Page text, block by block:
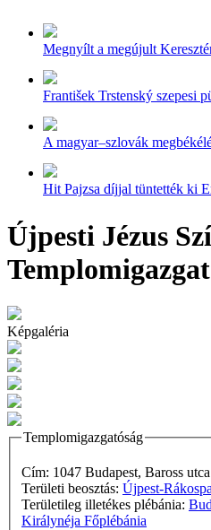
Megnyílt a megújult
František Trstenský szepesi
A magyar–szlovák
Hit Pajzsa díjjal tüntették ki
Újpesti Jézus
Képgaléria
Templomigazgatóság
Cím: 1047 Budapest, Baross
Területi beosztás: Újpest-
Területileg illetékes plébánia:
Királynéja Főplébánia